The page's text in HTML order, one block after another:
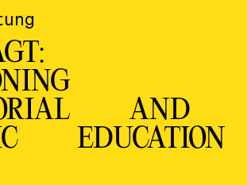
AND
EDUCATION